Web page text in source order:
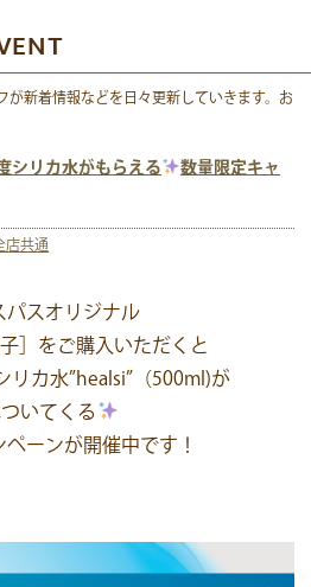
が新着情報などを日々更新していきます。お
シリカ水がもらえる
数量限定キャ
店共通
パスオリジナル
］をご購入いただくと
リカ水”healsi”（500ml)が
いてくる
ーンが開催中です！